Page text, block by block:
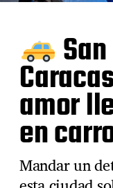
amor
en
Mandar un